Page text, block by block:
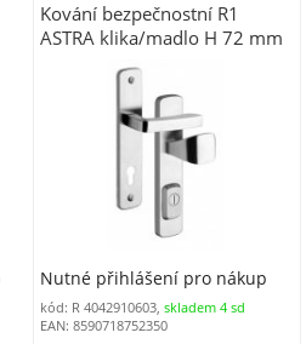
Kování bezpečnostní R1
ASTRA klika/madlo H 72 mm
vložka chrom nerez 0100 (R
R17AMCBV)
Nutné přihlášení pro nákup
kód: R 4042910603,skladem 4 sd
EAN: 8590718752350